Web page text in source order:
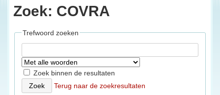
Zoek: COVRA
Trefwoord zoeken
Zoek binnen de resultaten
Terug naar de zoekresultaten